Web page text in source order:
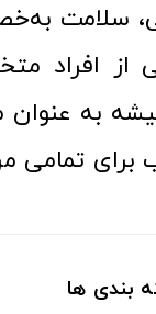
سلامت
از افراد
به عنوان
تمامی
بندی ها